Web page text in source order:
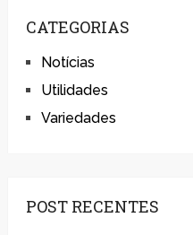
CATEGORIAS
Notícias
Utilidades
Variedades
POST RECENTES